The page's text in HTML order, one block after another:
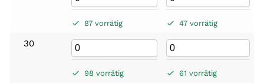
87 vorrätig 47 vorrätig
30
98 vorrätig 61 vorrätig